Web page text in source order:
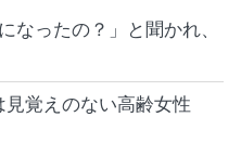
なったの？」と聞かれ、
覚えのない高齢女性